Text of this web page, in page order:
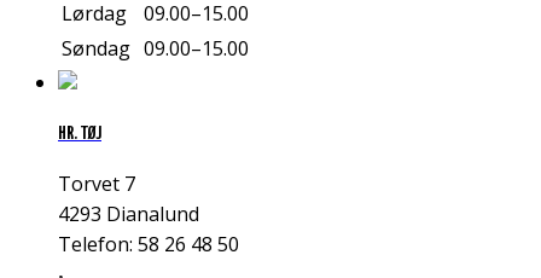
Lørdag
09.00–15.00
Søndag 09.00–15.00
HR. TØJ
Torvet 7
4293 Dianalund
Telefon: 58 26 48 50